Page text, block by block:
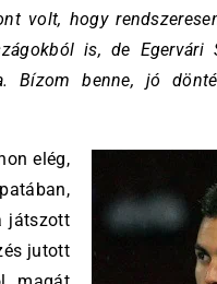
volt, hogy
is, de Egervári
Bízom benne, jó
elég,
játszott
jutott